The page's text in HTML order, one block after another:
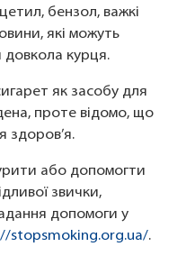
бензол, важкі
які можуть
курця.
як засобу для
проте відомо, що
здоров’я.
або допомогти
звички,
допомоги у
stopsmoking.org.ua/.